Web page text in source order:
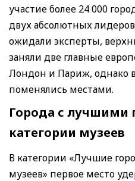
участие более 24 000
двух абсолютных
ожидали эксперты,
заняли две главные
Лондон и Париж, однако
поменялись местами.
Города с лучшими
категории музеев
В категории «Лучшие
музеев» первое место